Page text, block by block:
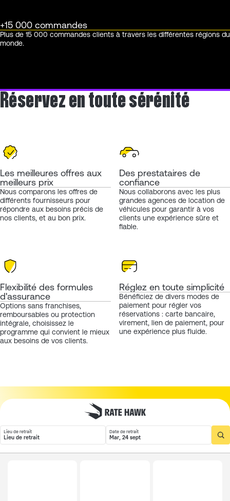
+15 000 commandes
Plus de 15 000 commandes clients à travers les différentes régions du
monde.
Réservez en toute sérénité
Les meilleures offres aux
meilleurs prix
Nous comparons les offres de
différents fournisseurs pour
répondre aux besoins précis de
nos clients, et au bon prix.
Des prestataires de
confiance
Nous collaborons avec les plus
grandes agences de location de
véhicules pour garantir à vos
clients une expérience sûre et
fiable.
Flexibilité des formules
d'assurance
Options sans franchises,
remboursables ou protection
intégrale, choisissez le
programme qui convient le mieux
aux besoins de vos clients.
Réglez en toute simplicité
Bénéficiez de divers modes de
paiement pour régler vos
réservations : carte bancaire,
virement, lien de paiement, pour
une expérience plus fluide.
Lieu de retrait
Lieu de retrait
Date de retrait
Mar, 24 sept